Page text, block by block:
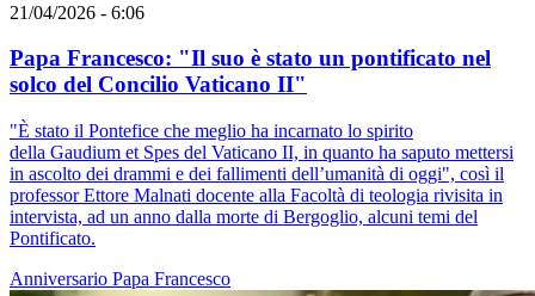
21/04/2026 - 6:06
Papa Francesco: "Il suo è stato un pontificato nel
solco del Concilio Vaticano II"
"È stato il Pontefice che meglio ha incarnato lo spirito
della Gaudium et Spes del Vaticano II, in quanto ha saputo mettersi
in ascolto dei drammi e dei fallimenti dell’umanità di oggi", così il
professor Ettore Malnati docente alla Facoltà di teologia rivisita in
intervista, ad un anno dalla morte di Bergoglio, alcuni temi del
Pontificato.
Anniversario Papa Francesco